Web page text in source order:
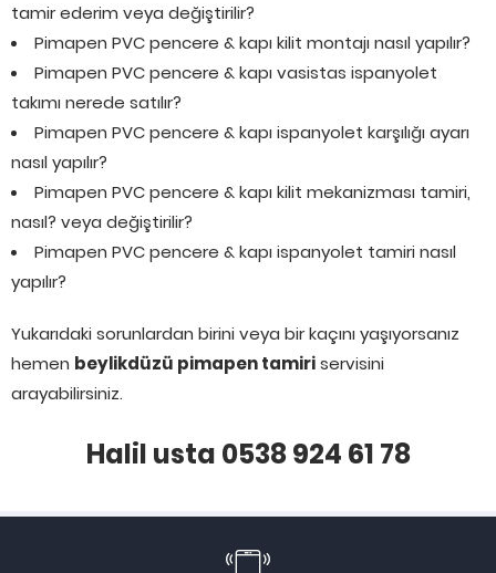
tamir ederim veya değiştirilir?
Pimapen PVC pencere & kapı kilit montajı nasıl yapılır?
Pimapen PVC pencere & kapı vasistas ispanyolet
takımı nerede satılır?
Pimapen PVC pencere & kapı ispanyolet karşılığı ayarı
nasıl yapılır?
Pimapen PVC pencere & kapı kilit mekanizması tamiri,
nasıl? veya değiştirilir?
Pimapen PVC pencere & kapı ispanyolet tamiri nasıl
yapılır?
Yukarıdaki sorunlardan birini veya bir kaçını yaşıyorsanız
hemen beylikdüzü pimapen tamiriservisini
arayabilirsiniz.
Halil usta 0538 924 61 78